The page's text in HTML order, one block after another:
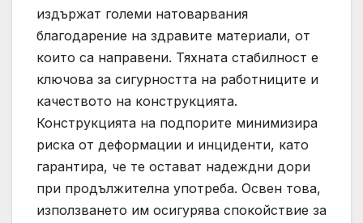
издържат големи натоварвания
благодарение на здравите материали, от
които са направени. Тяхната стабилност е
ключова за сигурността на работниците и
качеството на конструкцията.
Конструкцията на подпорите минимизира
риска от деформации и инциденти, като
гарантира, че те остават надеждни дори
при продължителна употреба. Освен това,
използването им осигурява спокойствие за